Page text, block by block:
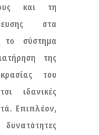
και τη
στα
το σύστημα
της
του
ιδανικές
Επιπλέον,